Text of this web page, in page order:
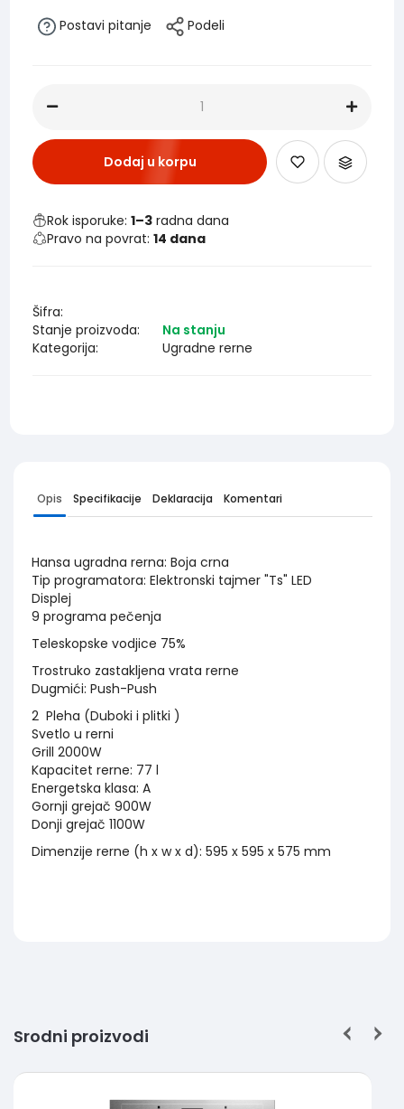
Postavi pitanje Podeli
Dodaj u korpu
Rok isporuke:1–3 radna dana
Pravo na povrat:14 dana
Šifra:
Stanje proizvoda:
Na stanju
Kategorija:
Ugradne rerne
Opis Specifikacije Deklaracija Komentari
Hansa ugradna rerna: Boja crna
Tip programatora: Elektronski tajmer "Ts" LED
Displej
9 programa pečenja
Teleskopske vodjice 75%
Trostruko zastakljena vrata rerne
Dugmići: Push-Push
2 Pleha (Duboki i plitki )
Svetlo u rerni
Grill 2000W
Kapacitet rerne: 77 l
Energetska klasa: A
Gornji grejač 900W
Donji grejač 1100W
Dimenzije rerne (h x w x d): 595 x 595 x 575 mm
Srodni proizvodi